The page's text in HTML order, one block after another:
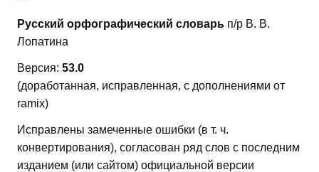
Русский орфографический словарь п/р В. В.
Лопатина
Версия: 53.0
(доработанная, исправленная, с дополнениями от
ramix)
Исправлены замеченные ошибки (в т. ч.
конвертирования), согласован ряд слов с последним
изданием (или сайтом) официальной версии